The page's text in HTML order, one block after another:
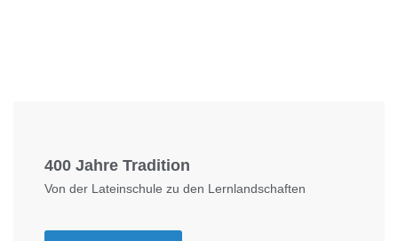
400 Jahre Tradition
Von der Lateinschule zu den Lernlandschaften